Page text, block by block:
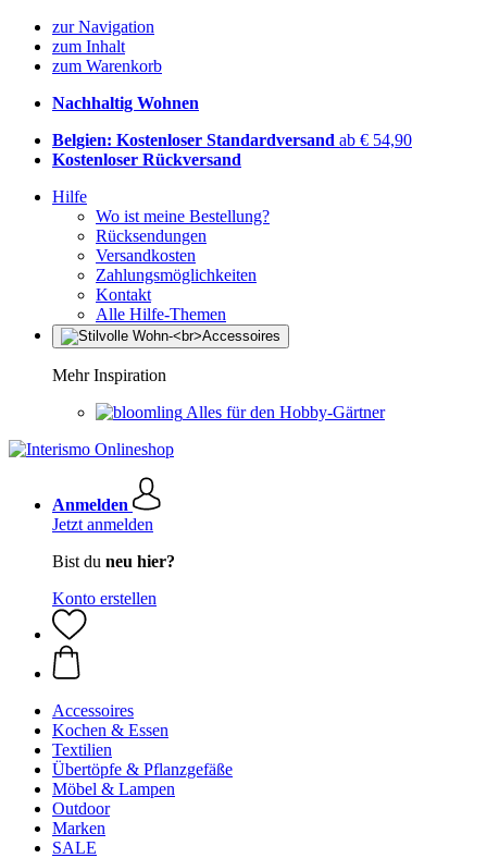
zur Navigation
zum Inhalt
zum Warenkorb
Nachhaltig Wohnen
Belgien: Kostenloser Standardversand ab € 54,90
Kostenloser Rückversand
Hilfe
Wo ist meine Bestellung?
Rücksendungen
Versandkosten
Zahlungsmöglichkeiten
Kontakt
Alle Hilfe-Themen
Mehr Inspiration
Alles für den Hobby-Gärtner
Anmelden
Jetzt anmelden
Bist du neu hier?
Konto erstellen
Accessoires
Kochen & Essen
Textilien
Übertöpfe & Pflanzgefäße
Möbel & Lampen
Outdoor
Marken
SALE